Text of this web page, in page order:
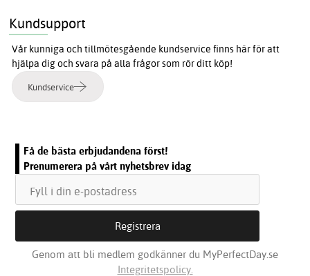
Kundsupport
Vår kunniga och tillmötesgående kundservice finns här för att
hjälpa dig och svara på alla frågor som rör ditt köp!
Kundservice
Få de bästa erbjudandena först!
Prenumerera på vårt nyhetsbrev idag
Genom att bli medlem godkänner du MyPerfectDay.se
Integritetspolicy.